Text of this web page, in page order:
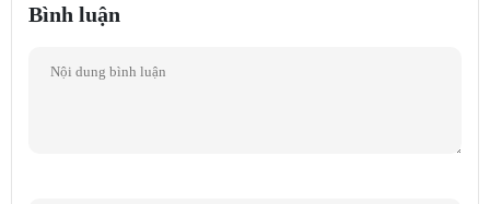
Bình luận